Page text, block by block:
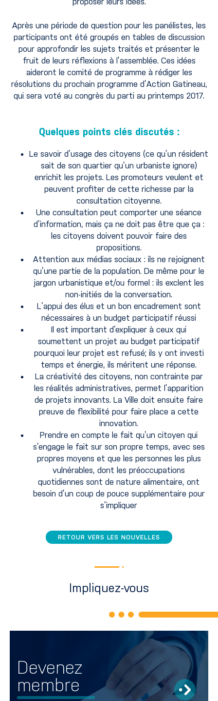
Après une période de question pour les panélistes, les
participants ont été groupés en tables de discussion
pour approfondir les sujets traités et présenter le
fruit de leurs réflexions à l’assemblée. Ces idées
aideront le comité de programme à rédiger les
résolutions du prochain programme d’Action Gatineau,
qui sera voté au congrès du parti au printemps 2017.
Quelques points clés discutés :
Le savoir d’usage des citoyens (ce qu’un résident
sait de son quartier qu’un urbaniste ignore)
enrichit les projets. Les promoteurs veulent et
peuvent profiter de cette richesse par la
consultation citoyenne.
Une consultation peut comporter une séance
d’information, mais ça ne doit pas être que ça :
les citoyens doivent pouvoir faire des
propositions.
Attention aux médias sociaux : ils ne rejoignent
qu’une partie de la population. De même pour le
jargon urbanistique et/ou formel : ils exclent les
non-initiés de la conversation.
L’appui des élus et un bon encadrement sont
nécessaires à un budget participatif réussi
Il est important d’expliquer à ceux qui
soumettent un projet au budget participatif
pourquoi leur projet est refusé; ils y ont investi
temps et énergie, ils méritent une réponse.
La créativité des citoyens, non contrainte par
les réalités administratives, permet l’apparition
de projets innovants. La Ville doit ensuite faire
preuve de flexibilité pour faire place a cette
innovation.
Prendre en compte le fait qu’un citoyen qui
s’engage le fait sur son propre temps, avec ses
propres moyens et que les personnes les plus
vulnérables, dont les préoccupations
quotidiennes sont de nature alimentaire, ont
besoin d’un coup de pouce supplémentaire pour
s’impliquer
RETOUR VERS LES NOUVELLES
Impliquez-vous
Devenez
membre